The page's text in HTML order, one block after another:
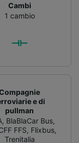
Cambi
1 cambio
e di
pullman
, BlaBlaCar Bus,
FFS, Flixbus,
Trenitalia